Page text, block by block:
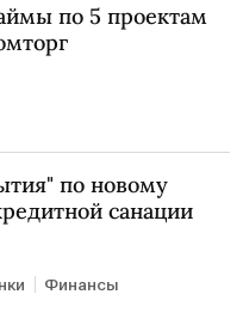
по 5 проектам
по новому
санации
Финансы